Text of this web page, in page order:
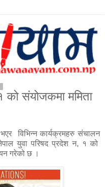
को संयोजकमा ममिता
विभिन्न कार्यक्रमहरु संचालन
युवा परिषद प्रदेश न, १ को
गरेको छ ।